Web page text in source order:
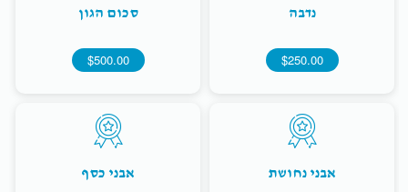
נדבה
$250.00
סכום הגון
$500.00
אבני נחושת אבני כסף